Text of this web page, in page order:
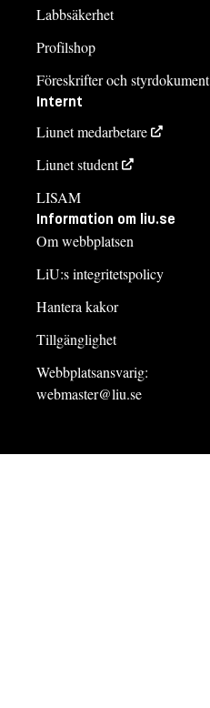
Labbsäkerhet
Profilshop
Föreskrifter och styrdokument
Internt
Liunet medarbetare
Liunet student
LISAM
Information om liu.se
Om webbplatsen
LiU:s integritetspolicy
Hantera kakor
Tillgänglighet
Webbplatsansvarig:
webmaster@liu.se